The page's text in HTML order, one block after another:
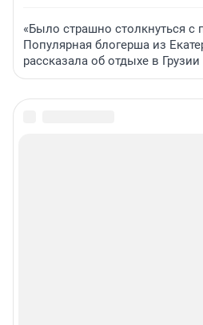
«Было страшно столкнуться с
Популярная блогерша из
рассказала об отдыхе в Грузии